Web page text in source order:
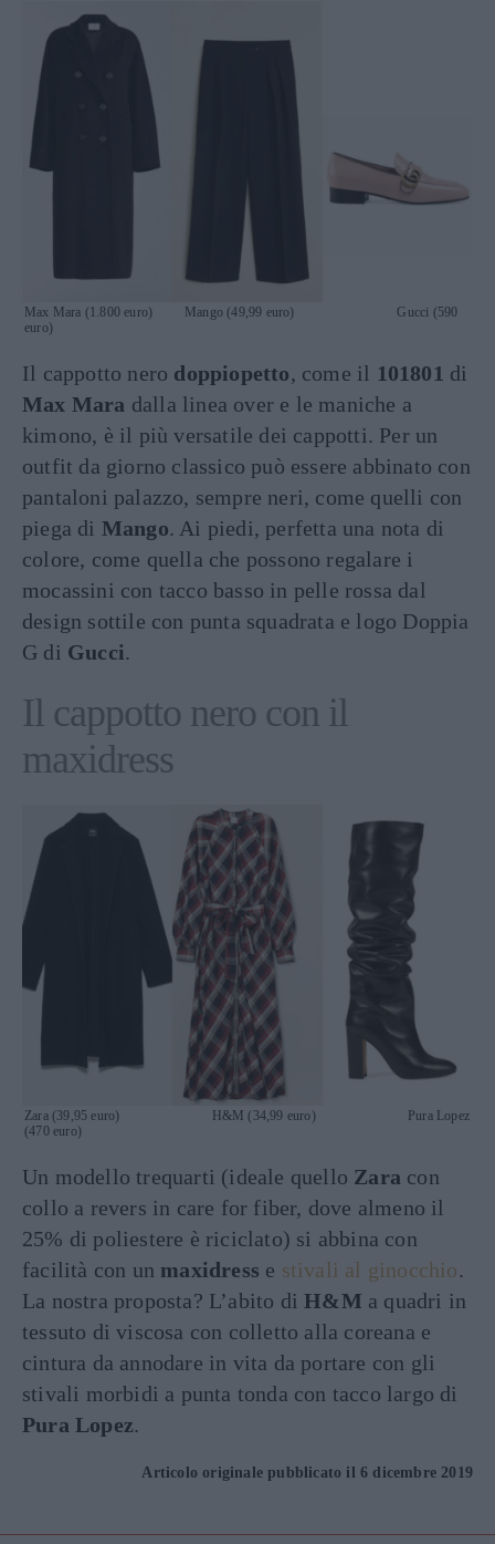
Max Mara (1.800 euro) Mango (49,99 euro) Gucci (590
euro)
Il cappotto nero doppiopetto, come il 101801 di
Max Mara dalla linea over e le maniche a
kimono, è il più versatile dei cappotti. Per un
outfit da giorno classico può essere abbinato con
pantaloni palazzo, sempre neri, come quelli con
piega di Mango. Ai piedi, perfetta una nota di
colore, come quella che possono regalare i
mocassini con tacco basso in pelle rossa dal
design sottile con punta squadrata e logo Doppia
G di Gucci.
Il cappotto nero con il
maxidress
Zara (39,95 euro) H&M (34,99 euro) Pura Lopez
(470 euro)
Un modello trequarti (ideale quello Zara con
collo a revers in care for fiber, dove almeno il
25% di poliestere è riciclato) si abbina con
facilità con un maxidress e stivali al ginocchio.
La nostra proposta? L’abito diH&M a quadri in
tessuto di viscosa con colletto alla coreana e
cintura da annodare in vita da portare con gli
stivali morbidi a punta tonda con tacco largo di
Pura Lopez.
Articolo originale pubblicato il 6 dicembre 2019